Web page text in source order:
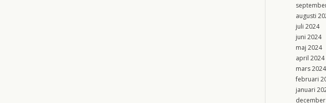
augusti
juli 2024
juni 2024
maj 2024
april 2024
mars 2024
februari
januari